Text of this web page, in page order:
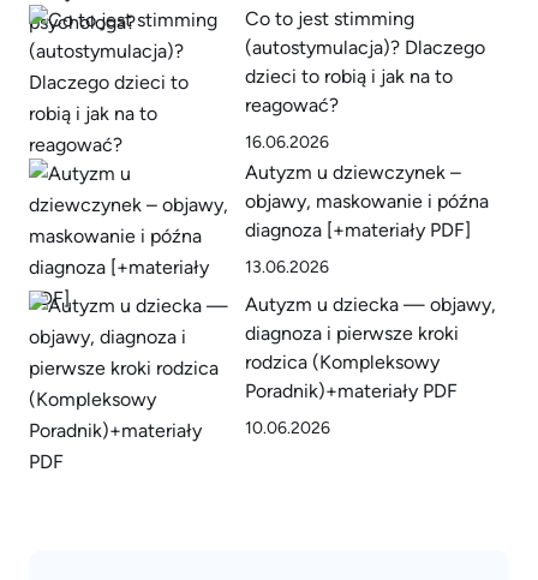
Co to jest stimming
(autostymulacja)? Dlaczego
dzieci to robią i jak na to
reagować?
16.06.2026
Autyzm u dziewczynek –
objawy, maskowanie i późna
diagnoza [+materiały PDF]
13.06.2026
Autyzm u dziecka — objawy,
diagnoza i pierwsze kroki
rodzica (Kompleksowy
Poradnik)+materiały PDF
10.06.2026